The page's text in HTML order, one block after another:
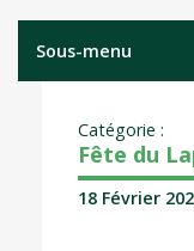
Sous-menu
Fête du
Catégorie :
18 Février